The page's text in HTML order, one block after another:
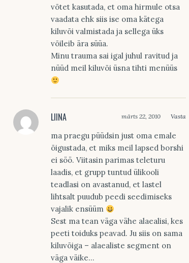
võtet kasutada, et oma hirmule otsa
vaadata ehk siis ise oma kätega
kiluvõi valmistada ja sellega üks
võileib ära süüa.
Minu trauma sai igal juhul ravitud ja
nüüd meil kiluvõi üsna tihti menüüs
LIINA märts 22, 2010 Vasta
ma praegu püüdsin just oma emale
õigustada, et miks meil lapsed borshi
ei söö. Viitasin parimas teleturu
laadis, et grupp tuntud ülikooli
teadlasi on avastanud, et lastel
lihtsalt puudub peedi seedimiseks
vajalik ensüüm
Sest ma tean väga vähe alaealisi, kes
peeti toiduks peavad. Ju siis on sama
kiluvõiga – alaealiste segment on
väga väike…